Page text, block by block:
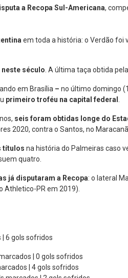
a Recopa Sul-Americana,
em toda a história: o Verdão foi
século . A última taça obtida
em Brasília – no último domingo
primeiro troféu na capital federal
seis foram obtidas longe do
2020, contra o Santos, no
títulos na história do Palmeiras caso
quatro.
já disputaram a Recopa: o lateral
Athletico-PR em 2019).
| 6 gols sofridos
| 0 gols sofridos
| 4 gols sofridos